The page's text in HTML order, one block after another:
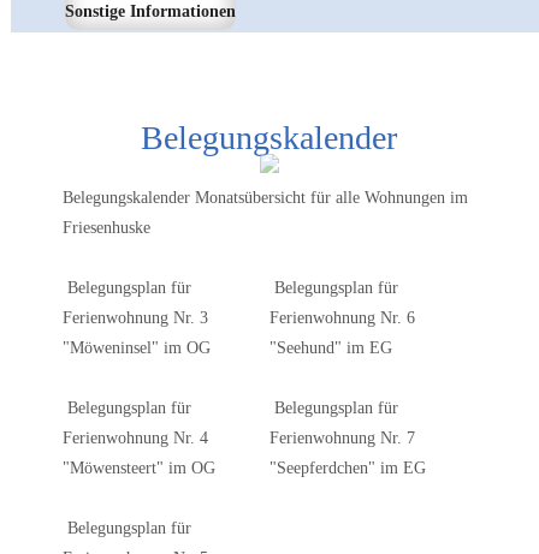
Sonstige Informationen
Belegungskalender
Belegungskalender Monatsübersicht für alle Wohnungen im
Friesenhuske
Belegungsplan für
Ferienwohnung Nr. 3
"Möweninsel" im OG
Belegungsplan für
Ferienwohnung Nr. 4
"Möwensteert" im OG
Belegungsplan für
Belegungsplan für
Ferienwohnung Nr. 6
"Seehund" im EG
Belegungsplan für
Ferienwohnung Nr. 7
"Seepferdchen" im EG